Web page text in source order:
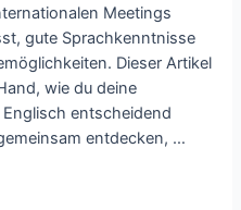
Meetings
gute Sprachkenntnisse
Dieser Artikel
wie du deine
entscheidend
entdecken, …